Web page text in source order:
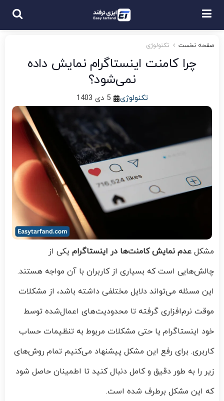
صفحه نخست تکنولوژی
چرا کامنت اینستاگرام نمایش داده
نمی‌شود؟
تکنولوژی 5 دی 1403
مشکل عدم نمایش کامنت‌ها در اینستاگرام یکی از
چالش‌هایی است که بسیاری از کاربران با آن مواجه هستند.
این مسئله می‌تواند دلایل مختلفی داشته باشد، از مشکلات
موقت نرم‌افزاری گرفته تا محدودیت‌های اعمال‌شده توسط
خود اینستاگرام یا حتی مشکلات مربوط به تنظیمات حساب
کاربری. برای رفع این مشکل پیشنهاد می‌کنیم تمام روش‌های
زیر را به طور دقیق و کامل دنبال کنید تا اطمینان حاصل شود
که این مشکل برطرف شده است.